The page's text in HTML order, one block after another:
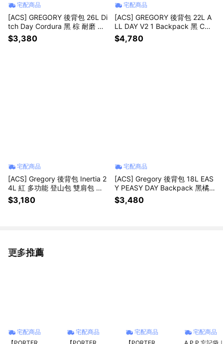
宅配商品
[ACS] GREGORY 後背包 26L Di
tch Day Cordura 黑 棕 耐磨 筆
電包 書包 1556971041
$3,380
宅配商品
[ACS] GREGORY 後背包 22L A
LL DAY V2 1 Backpack 黑 COR
DURA 抗撕裂 筆電包 背包 1313
651041
$4,780
宅配商品
[ACS] Gregory 後背包 Inertia 2
4L 紅 多功能 登山包 雙肩包 背
包 包包 戶外 登山 1413391129
$3,180
宅配商品
[ACS] Gregory 後背包 18L EAS
Y PEASY DAY Backpack 黑橘
CORDURA 抗撕裂 背包 103868
1041
$3,480
更多推薦
看更多
宅配商品
宅配商品
宅配商品
宅配商品